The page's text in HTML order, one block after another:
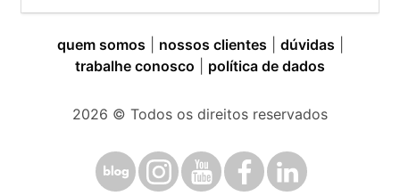
quem somos nossos clientes dúvidas
trabalhe conosco
política de dados
2026 © Todos os direitos reservados